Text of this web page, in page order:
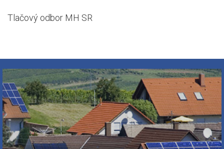
Tlačový odbor MH SR